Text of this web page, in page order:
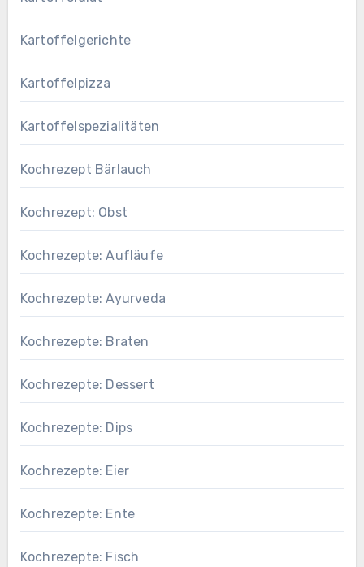
Kartoffelgerichte
Kartoffelpizza
Kartoffelspezialitäten
Kochrezept Bärlauch
Kochrezept: Obst
Kochrezepte: Aufläufe
Kochrezepte: Ayurveda
Kochrezepte: Braten
Kochrezepte: Dessert
Kochrezepte: Dips
Kochrezepte: Eier
Kochrezepte: Ente
Kochrezepte: Fisch